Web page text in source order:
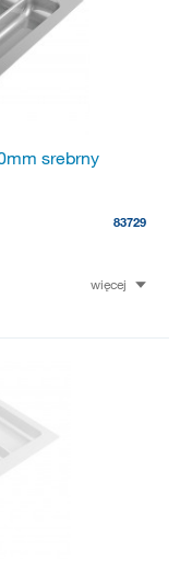
srebrny
83729
więcej